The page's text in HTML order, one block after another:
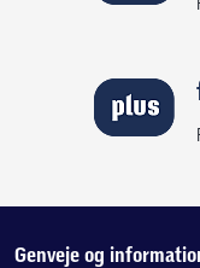
Genveje og